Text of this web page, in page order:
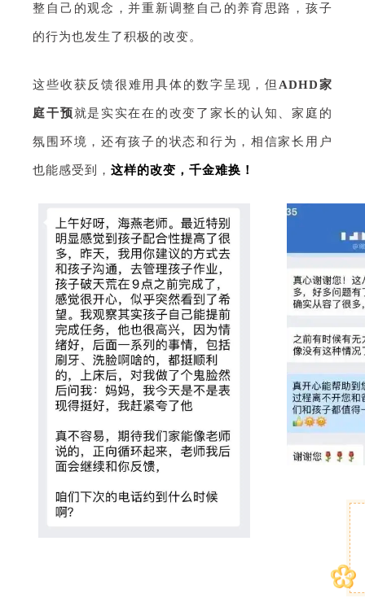
整自己的观念，并重新调整自己的养育思路，孩子
的行为也发生了积极的改变。
这些收获反馈很难用具体的数字呈现，但 ADHD家
庭干预就是实实在在的改变了家长的认知、家庭的
氛围环境，还有孩子的状态和行为，相信家长用户
也能感受到，这样的改变，千金难换！